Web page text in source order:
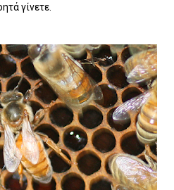
γίνετε.